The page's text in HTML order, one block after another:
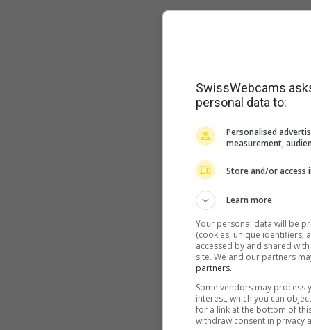
SwissWebcams
personal data to:
Personalised
measurement,
Store and/or access
Learn more
Your personal data will be
(cookies, unique identifiers,
accessed by and shared
site. We and our partners
partners.
Some vendors may
interest, which you can
for a link at the bottom of
withdraw consent in privacy